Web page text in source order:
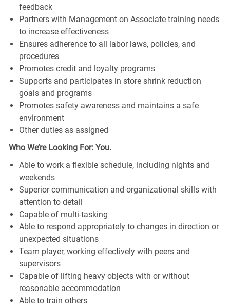
feedback
Partners with Management on Associate training needs
to increase effectiveness
Ensures adherence to all labor laws, policies, and
procedures
Promotes credit and loyalty programs
Supports and participates in store shrink reduction
goals and programs
Promotes safety awareness and maintains a safe
environment
Other duties as assigned
Who We’re Looking For: You.
Able to work a flexible schedule, including nights and
weekends
Superior communication and organizational skills with
attention to detail
Capable of multi-tasking
Able to respond appropriately to changes in direction or
unexpected situations
Team player, working effectively with peers and
supervisors
Capable of lifting heavy objects with or without
reasonable accommodation
Able to train others